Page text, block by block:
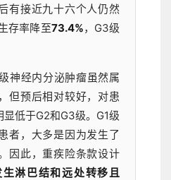
有接近九十六个人仍然
存率降至73.4%，G3级
神经内分泌肿瘤虽然属
但预后相对较好，对患
低于G2和G3级。G1级
者，大多是因为发生了
因此，重疾险条款设计
生淋巴结和远处转移且